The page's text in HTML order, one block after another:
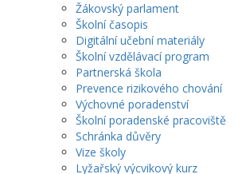
Žákovský parlament
Školní časopis
Digitální učební materiály
Školní vzdělávací program
Partnerská škola
Prevence rizikového chování
Výchovné poradenství
Školní poradenské pracoviště
Schránka důvěry
Vize školy
Lyžařský výcvikový kurz